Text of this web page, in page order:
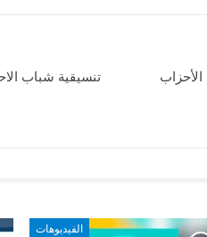
تنسيقية شباب
الفيديوهات